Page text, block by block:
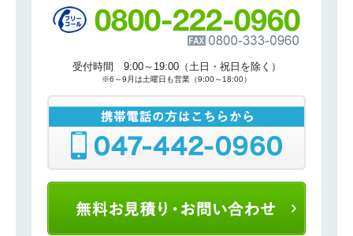
受付時間 9:00～19:00（土日・祝日を除く）
※6～9月は土曜日も営業（9:00～18:00）